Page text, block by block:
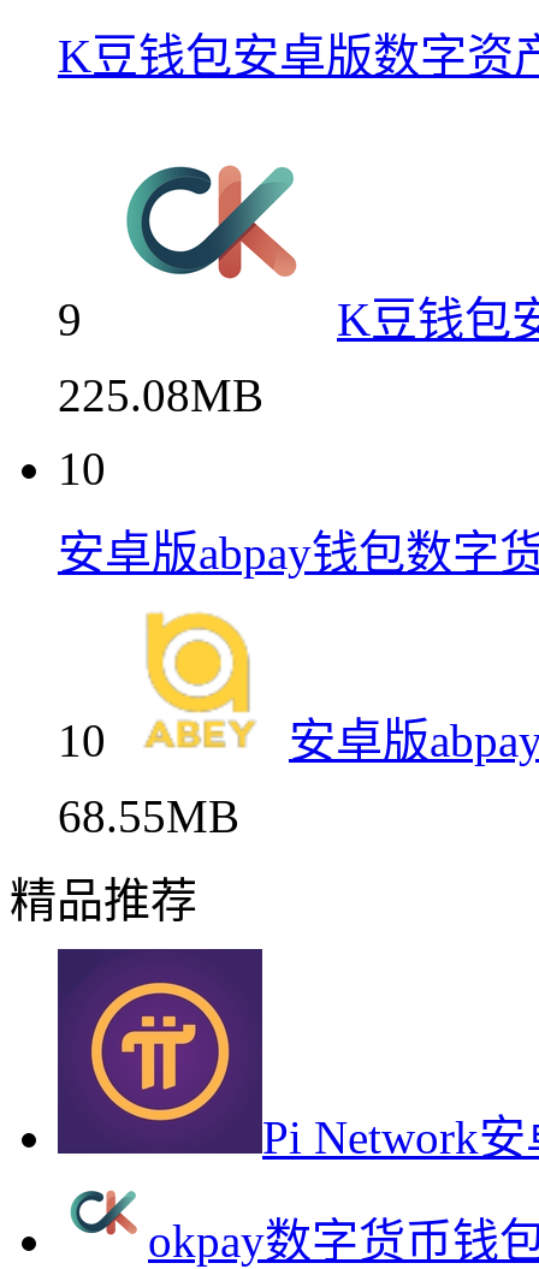
K豆钱包安卓版数字资
9
K豆钱包
225.08MB
10
安卓版abpay钱包数字
10
安卓版
68.55MB
精品推荐
Pi Network
okpay数字货币钱